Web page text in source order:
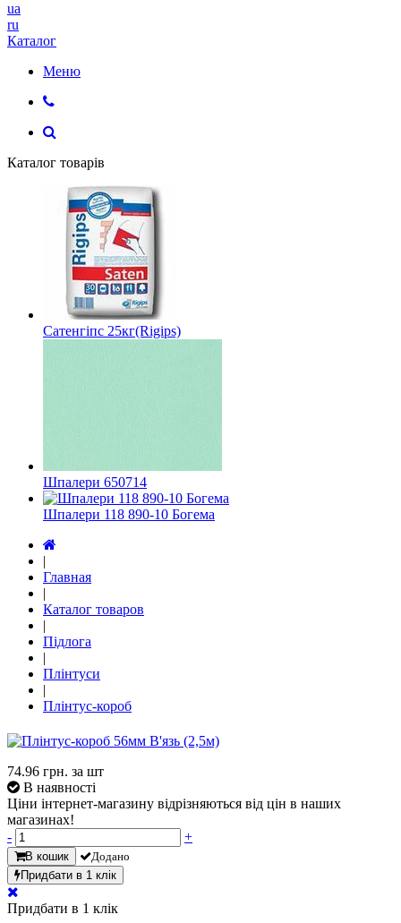
ua
ru
Каталог
Меню
Каталог товарів
Сатенгіпс 25кг(Rigips)
Шпалери 650714
Шпалери 118 890-10 Богема
|
Главная
|
Каталог товаров
|
Підлога
|
Плінтуси
|
Плінтус-короб
74.96 грн. за шт
В наявності
Ціни інтернет-магазину відрізняються від цін в наших
магазинах!
-
+
В кошик
Додано
Придбати в 1 клік
Придбати в 1 клік